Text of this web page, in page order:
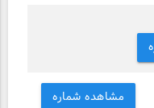
مشاهده شماره